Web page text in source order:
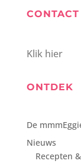
CONTACT
Klik hier
ONTDEK
De
Nieuws
Recepten